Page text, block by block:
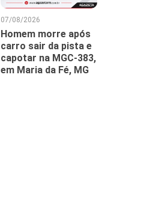
07/08/2026
Homem morre após
carro sair da pista e
capotar na MGC-383,
em Maria da Fé, MG